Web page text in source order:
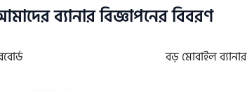
ব্যানার বিজ্ঞাপনের বিবরণ
বড় মোবাইল ব্যানার